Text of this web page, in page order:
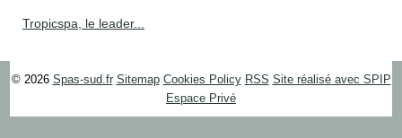
Tropicspa, le leader...
© 2026 Spas-sud.fr Sitemap Cookies Policy RSS Site réalisé avec SPIP
Espace Privé